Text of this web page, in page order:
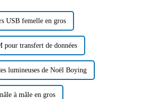
USB femelle en gros
transfert de données
lumineuses de Noël Boying
à mâle en gros